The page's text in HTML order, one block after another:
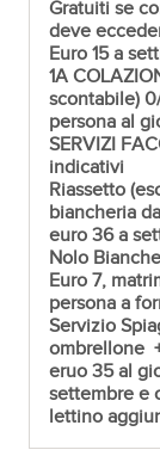
Gratuiti se
deve
Euro 15 a
1A
scontabile)
persona al
SERVIZI
indicativi
Riassetto
biancheria
euro 36 a
Nolo
Euro 7,
persona a
Servizio
ombrellone
eruo 35 al
settembre e
lettino